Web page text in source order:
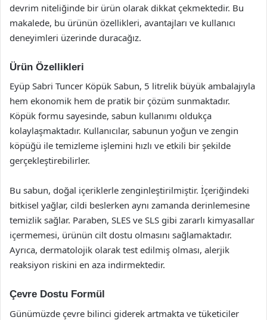
devrim niteliğinde bir ürün olarak dikkat çekmektedir. Bu
makalede, bu ürünün özellikleri, avantajları ve kullanıcı
deneyimleri üzerinde duracağız.
Ürün Özellikleri
Eyüp Sabri Tuncer Köpük Sabun, 5 litrelik büyük ambalajıyla
hem ekonomik hem de pratik bir çözüm sunmaktadır.
Köpük formu sayesinde, sabun kullanımı oldukça
kolaylaşmaktadır. Kullanıcılar, sabunun yoğun ve zengin
köpüğü ile temizleme işlemini hızlı ve etkili bir şekilde
gerçekleştirebilirler.
Bu sabun, doğal içeriklerle zenginleştirilmiştir. İçeriğindeki
bitkisel yağlar, cildi beslerken aynı zamanda derinlemesine
temizlik sağlar. Paraben, SLES ve SLS gibi zararlı kimyasallar
içermemesi, ürünün cilt dostu olmasını sağlamaktadır.
Ayrıca, dermatolojik olarak test edilmiş olması, alerjik
reaksiyon riskini en aza indirmektedir.
Çevre Dostu Formül
Günümüzde çevre bilinci giderek artmakta ve tüketiciler